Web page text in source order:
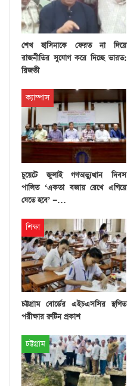
শেখ হাসিনাকে ফেরত না দিয়ে
রাজনীতির সুযোগ করে দিচ্ছে ভারত:
রিজভী
ক্যাম্পাস
চুয়েটে জুলাই গণঅভ্যুত্থান দিবস
পালিত ‘একতা বজায় রেখে এগিয়ে
যেতে হবে’ —…
শিক্ষা
চট্টগ্রাম বোর্ডের এইচএসসির স্থগিত
পরীক্ষার রুটিন প্রকাশ
চট্টগ্রাম